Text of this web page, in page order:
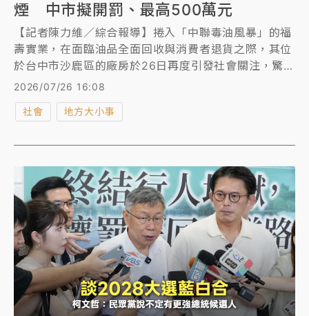
煙 中市擬開罰、最高500萬元
【記者陳力維／綜合報導】捲入「中聯毒油風暴」的福
壽實業，在面臨油品全面回收與消費者退貨之際，其位
於台中市沙鹿區的廠房於26日再度引發社會關注，驚傳
火警事故。雖然火勢在短時間內迅速撲滅且無人員傷
亡，但廠區竄出的陣陣黑煙已引起台中市環保局主動調
查，當局表示若確認有疏失導致空氣污染，最高將開罰
2026/07/26 16:08
社會 地方大小事